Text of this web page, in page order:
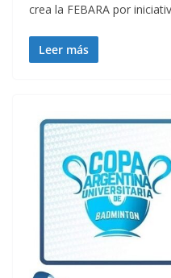
crea la FEBARA por
Leer más